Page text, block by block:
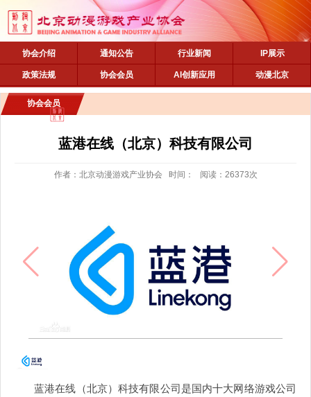
协会介绍 通知公告 行业新闻 IP展示
政策法规 协会会员 AI创新应用 动漫北京
协会会员
蓝港在线（北京）科技有限公司
作者：北京动漫游戏产业协会 时间： 阅读：26373次
蓝港在线（北京）科技有限公司是国内十大网络游戏公司